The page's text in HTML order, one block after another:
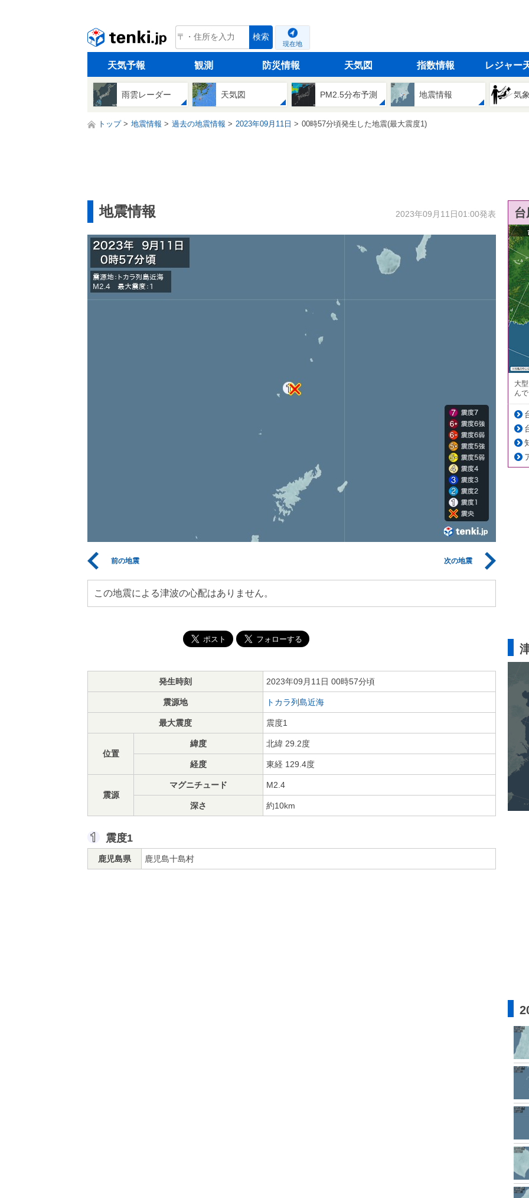
tenki.jp 検索
現在地
天気予報 観測 防災情報 天気図 指数情報 レジャー
雨雲レーダー 天気図 PM2.5分布予測 地震情報 気
トップ 地震情報 過去の地震情報 2023年09月11日 00時57分頃発生した地震(最大震度1)
地震情報 2023年09月11日01:00発表
前の地震 次の地震
この地震による津波の心配はありません。
発生時刻 2023年09月11日 00時57分頃
震源地 トカラ列島近海
最大震度 震度1
位置
緯度 北緯 29.2度
経度 東経 129.4度
震源
マグニチュード M2.4
深さ 約10km
震度1
鹿児島県 鹿児島十島村
大
ん